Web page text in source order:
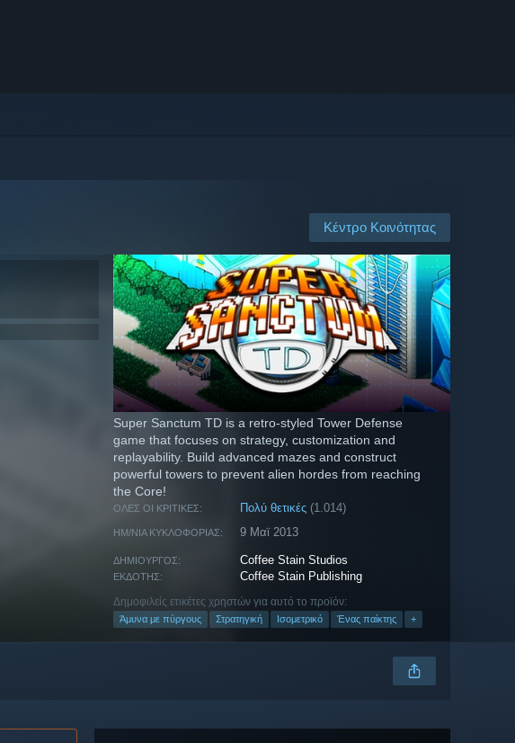
Κέντρο Κοινότητας
Super Sanctum TD is a retro-styled Tower Defense
game that focuses on strategy, customization and
replayability. Build advanced mazes and construct
powerful towers to prevent alien hordes from reaching
the Core!
ΌΛΕΣ ΟΙ ΚΡΙΤΙΚΈΣ: Πολύ θετικές (1.014)
ΗΜ/ΝΊΑ ΚΥΚΛΟΦΟΡΊΑΣ: 9 Μαϊ 2013
ΔΗΜΙΟΥΡΓΌΣ: Coffee Stain Studios
ΕΚΔΌΤΗΣ: Coffee Stain Publishing
Δημοφιλείς ετικέτες χρηστών για αυτό το προϊόν:
Άμυνα με πύργους Στρατηγική Ισομετρικό Ένας παίκτης +